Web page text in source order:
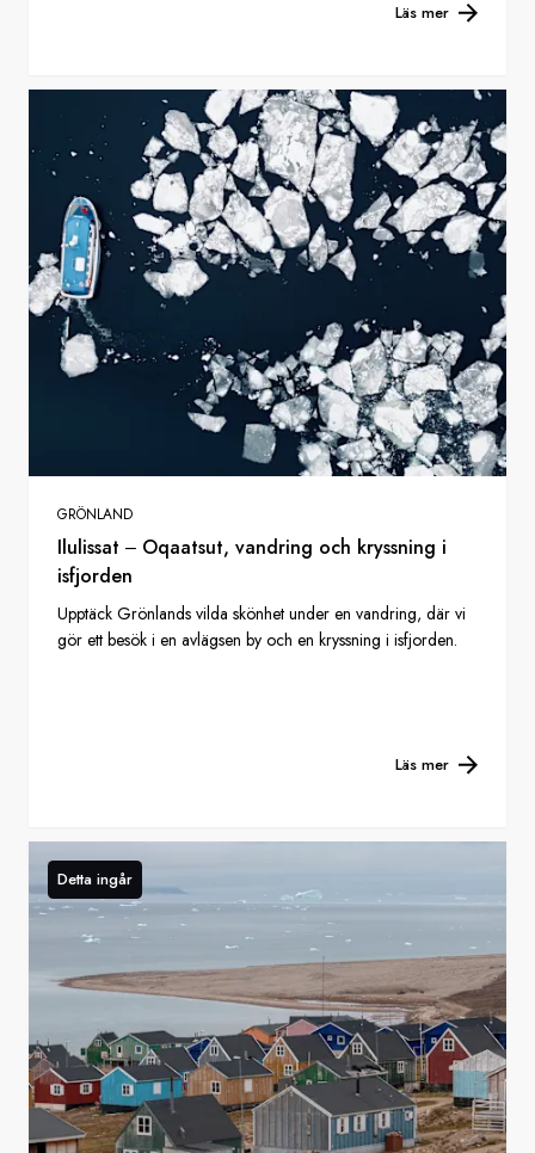
Läs mer
GRÖNLAND
Ilulissat ‒ Oqaatsut, vandring och kryssning i
isfjorden
Upptäck Grönlands vilda skönhet under en vandring, där vi
gör ett besök i en avlägsen by och en kryssning i isfjorden.
Läs mer
Detta ingår